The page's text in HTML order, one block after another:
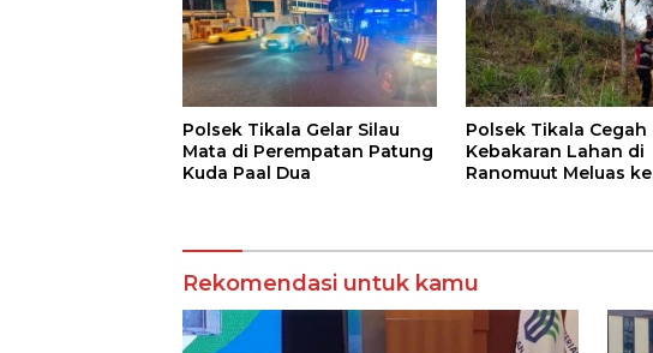
Polsek Tikala Gelar Silau
Mata di Perempatan Patung
Kuda Paal Dua
Polsek Tikala Cegah
Kebakaran Lahan di
Ranomuut Meluas ke
Rekomendasi untuk kamu